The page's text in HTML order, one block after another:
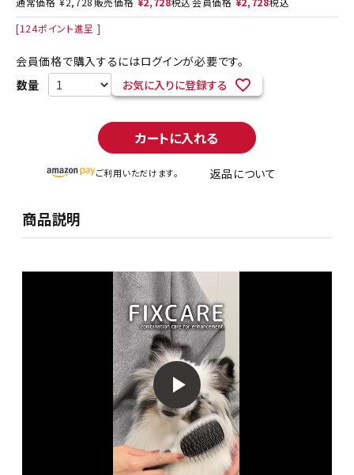
[124ポイント進呈 ]
会員価格で購入するにはログインが必要です。
お気に入りに登録する
カートに入れる
ご利用いただけます。 返品について
商品説明